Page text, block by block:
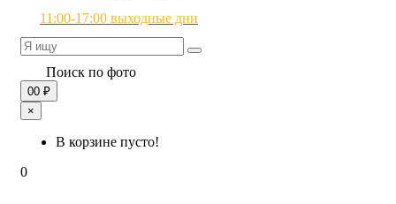
11:00-17:00 выходные дни
Поиск по фото
00 ₽
×
В корзине пусто!
0